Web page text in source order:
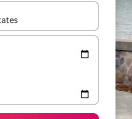
時請使用上下箭頭，或輕點、滑動裝置。